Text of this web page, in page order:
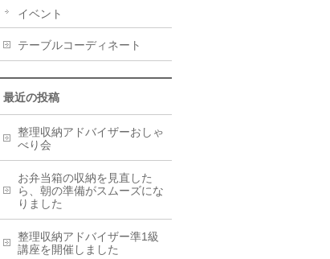
イベント
テーブルコーディネート
最近の投稿
整理収納アドバイザーおしゃ
べり会
お弁当箱の収納を見直した
ら、朝の準備がスムーズにな
りました
整理収納アドバイザー準1級
講座を開催しました